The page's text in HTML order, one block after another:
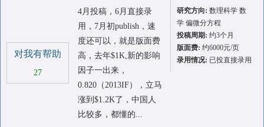
对我有帮助
27
4月投稿，6月直接录
用，7月初publish，速
度还可以，就是版面费
高，去年$1K,新的影响
因子一出来，
0.820（2013IF），立马
涨到$1.2K了，中国人
比较多，都懂的...
研究方向: 数理科学 数
学 偏微分方程
投稿周期: 约3个月
版面费: 约6000元/页
录用情况: 已投直接录用